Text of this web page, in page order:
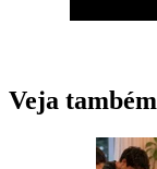
Veja também